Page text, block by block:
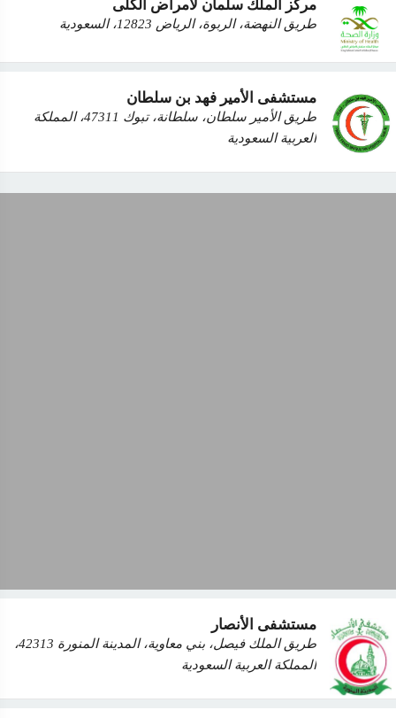
مركز الملك سلمان لأمراض الكلى
طريق النهضة، الربوة، الرياض 12823، السعودية
مستشفى الأمير فهد بن سلطان
طريق الأمير سلطان، سلطانة، تبوك 47311، المملكة
العربية السعودية
مستشفى الأنصار‭
طريق الملك فيصل، بني معاوية، المدينة المنورة 42313،
المملكة العربية السعودية